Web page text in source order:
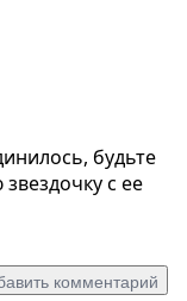
будьте
с ее
комментарий